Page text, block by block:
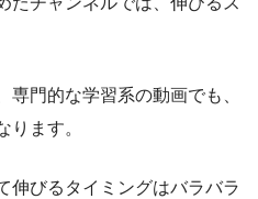
専門的な学習系の動画でも、
ります。
伸びるタイミングはバラバラ